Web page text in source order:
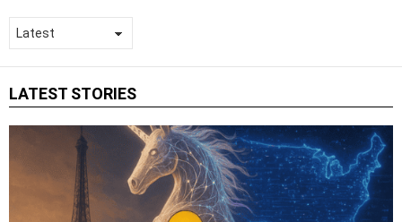
LATEST STORIES